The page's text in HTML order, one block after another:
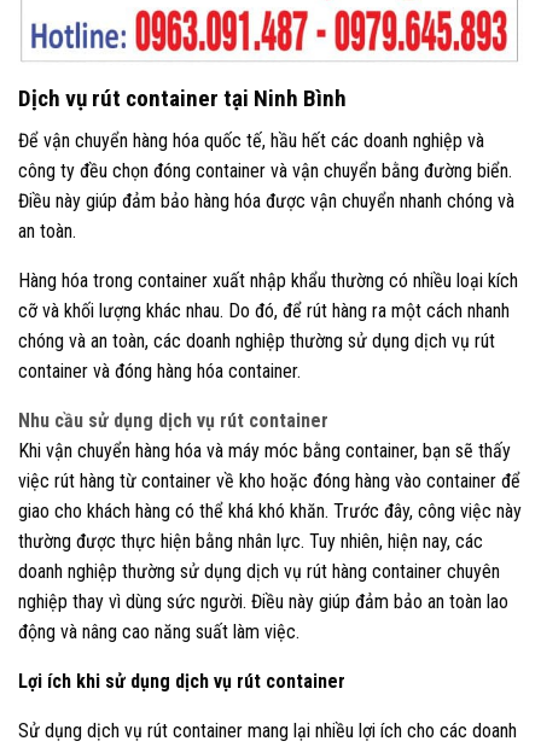
Dịch vụ rút container tại Ninh Bình
Để vận chuyển hàng hóa quốc tế, hầu hết các doanh nghiệp và
công ty đều chọn đóng container và vận chuyển bằng đường biển.
Điều này giúp đảm bảo hàng hóa được vận chuyển nhanh chóng và
an toàn.
Hàng hóa trong container xuất nhập khẩu thường có nhiều loại kích
cỡ và khối lượng khác nhau. Do đó, để rút hàng ra một cách nhanh
chóng và an toàn, các doanh nghiệp thường sử dụng dịch vụ rút
container và đóng hàng hóa container.
Nhu cầu sử dụng dịch vụ rút container
Khi vận chuyển hàng hóa và máy móc bằng container, bạn sẽ thấy
việc rút hàng từ container về kho hoặc đóng hàng vào container để
giao cho khách hàng có thể khá khó khăn. Trước đây, công việc này
thường được thực hiện bằng nhân lực. Tuy nhiên, hiện nay, các
doanh nghiệp thường sử dụng dịch vụ rút hàng container chuyên
nghiệp thay vì dùng sức người. Điều này giúp đảm bảo an toàn lao
động và nâng cao năng suất làm việc.
Lợi ích khi sử dụng dịch vụ rút container
Sử dụng dịch vụ rút container mang lại nhiều lợi ích cho các doanh